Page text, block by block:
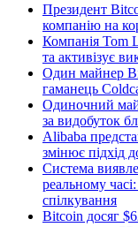
Президент
компанію на
Компанія Tom
та активізує
Один майнер
гаманець
Одиночний
за видобуток
Alibaba
змінює підхід
Система
реальному
спілкування
Bitcoin досяг